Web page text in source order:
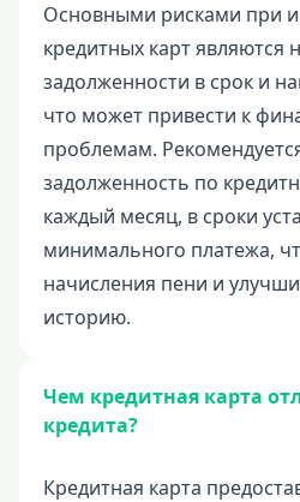
Основными рисками при
кредитных карт являются
задолженности в срок и
что может привести к
проблемам.
задолженность по
каждый месяц, в сроки
минимального платежа,
начисления пени и
историю.
Чем кредитная карта
кредита?
Кредитная карта